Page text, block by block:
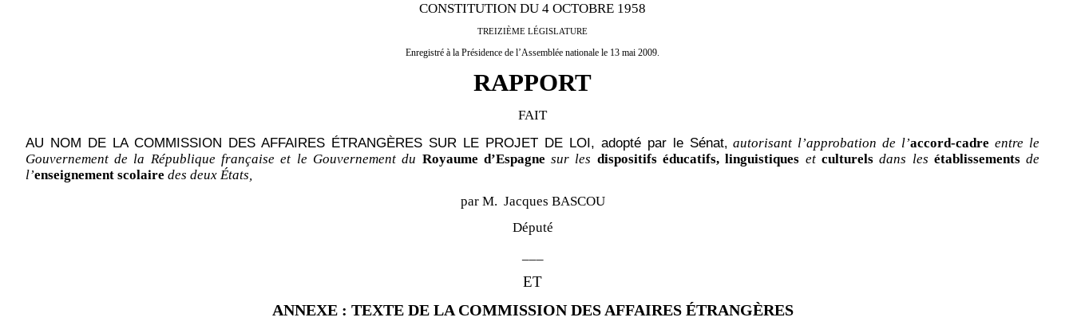
CONSTITUTION DU 4 OCTOBRE 1958
TREIZIÈME LÉGISLATURE
Enregistré à la Présidence de l’Assemblée nationale le 13 mai 2009.
RAPPORT
FAIT
AU NOM DE LA COMMISSION DES AFFAIRES ÉTRANGÈRES SUR LE PROJET DE LOI, adopté par le Sénat,autorisant l’approbation de l’accord-cadre entre le
Gouvernement de la République française et le Gouvernement du Royaume d’Espagne sur les dispositifs éducatifs, linguistiques et culturels dans les établissementsde
l’enseignement scolaire des deux États,
par M. Jacques BASCOU
Député
ET
ANNEXE : TEXTE DE LA COMMISSION DES AFFAIRES ÉTRANGÈRES